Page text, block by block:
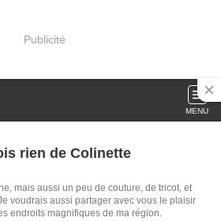
Publicité
MENU
Les trois fois rien de Colinette
un peu de couture, de tricot, et
voudrais aussi partager avec vous le plaisir
endroits magnifiques de ma région.